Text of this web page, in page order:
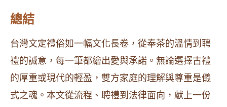
總結
台灣文定禮俗如一幅文化長卷，從奉茶的溫情到聘
禮的誠意，每一筆都繪出愛與承諾。無論選擇古禮
的厚重或現代的輕盈，雙方家庭的理解與尊重是儀
式之魂。本文從流程、聘禮到法律面向，獻上一份